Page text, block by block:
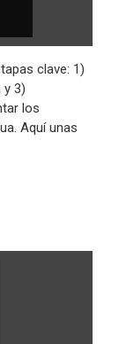
clave: 1)
y 3)
los
Aquí unas